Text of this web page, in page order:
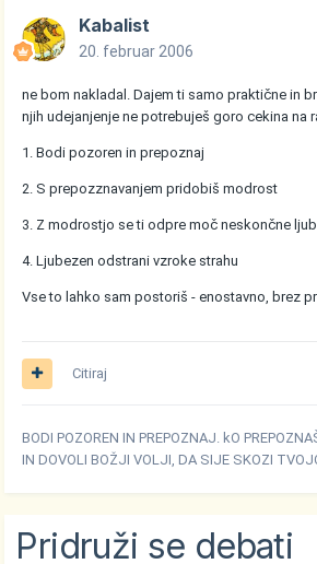
Kabalist
20. februar 2006
ne bom nakladal. Dajem ti samo praktične in
njih udejanjenje ne potrebuješ goro cekina na
1. Bodi pozoren in prepoznaj
2. S prepozznavanjem pridobiš modrost
3. Z modrostjo se ti odpre moč neskončne
4. Ljubezen odstrani vzroke strahu
Vse to lahko sam postoriš - enostavno, brez
Citiraj
BODI POZOREN IN PREPOZNAJ. kO
IN DOVOLI BOŽJI VOLJI, DA SIJE SKOZI
Pridruži se debati